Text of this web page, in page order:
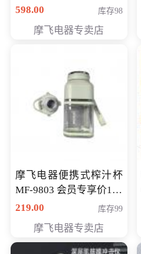
价398元
598.00 库存98
摩飞电器专卖店
摩飞电器便携式榨汁杯
MF-9803 会员专享价138
元
219.00 库存99
摩飞电器专卖店